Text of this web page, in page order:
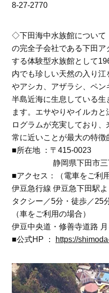
8-27-2770
◇下田海中水族館につい
の完全子会社である下田
する体験型水族館として
内でも珍しい天然の入り
やアシカ、アザラシ、ペ
半島近海に生息している
ます。エサやりやイルカ
ログラムが充実しており
常に近いことが最大の特徴
■所在地 ：〒415-0023
静岡県下田市三丁
■アクセス：（電車をご利
伊豆急行線 伊豆急下田駅
タクシー／5分・徒歩／25
（車をご利用の場合）
伊豆中央道・修善寺道路
■公式HP ：
https://